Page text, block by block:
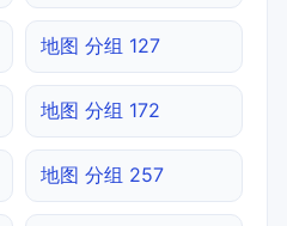
地图 分组 127
地图 分组 172
地图 分组 257